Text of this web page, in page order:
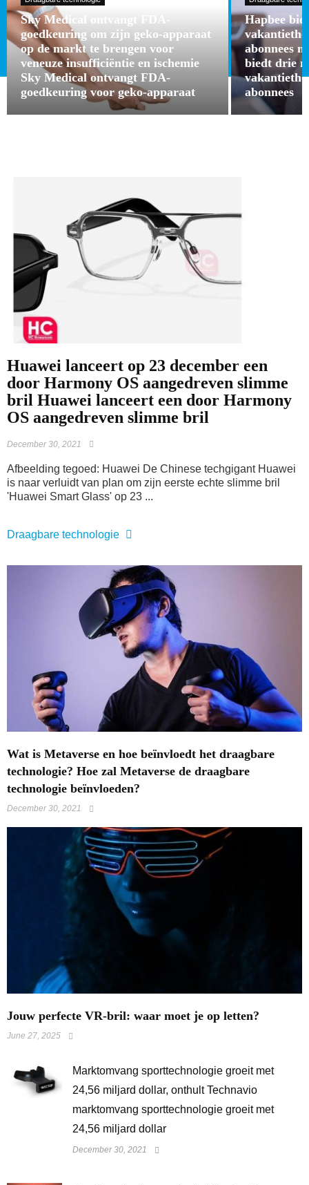
Sky Medical ontvangt FDA-
goedkeuring om zijn geko-apparaat
op de markt te brengen voor
veneuze insufficiëntie en ischemie
Sky Medical ontvangt FDA-
goedkeuring voor geko-apparaat
Hapbee
abonnees
biedt drie
abonnees
Huawei lanceert op 23 december een
door Harmony OS aangedreven slimme
bril Huawei lanceert een door Harmony
OS aangedreven slimme bril
December 30, 2021
Afbeelding tegoed: Huawei De Chinese techgigant Huawei
is naar verluidt van plan om zijn eerste echte slimme bril
'Huawei Smart Glass' op 23 ...
Draagbare technologie
Wat is Metaverse en hoe beïnvloedt het draagbare
technologie? Hoe zal Metaverse de draagbare
technologie beïnvloeden?
December 30, 2021
Jouw perfecte VR-bril: waar moet je op letten?
June 27, 2025
Marktomvang sporttechnologie groeit met
24,56 miljard dollar, onthult Technavio
marktomvang sporttechnologie groeit met
24,56 miljard dollar
December 30, 2021